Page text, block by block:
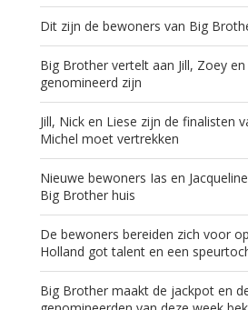
Dit zijn de bewoners van Big
Big Brother vertelt aan Jill, Zoey
genomineerd zijn
Jill, Nick en Liese zijn de finalisten
Michel moet vertrekken
Nieuwe bewoners Ias en
Big Brother huis
De bewoners bereiden zich voor
Holland got talent en een
Big Brother maakt de jackpot en